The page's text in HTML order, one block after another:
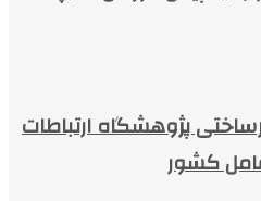
پژوهشگاه ارتباطات
کشور